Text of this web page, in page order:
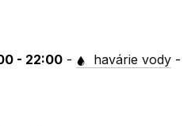
- 22:00 - havárie vody -